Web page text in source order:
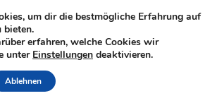
um dir die bestmögliche Erfahrung auf
bieten.
erfahren, welche Cookies wir
unter Einstellungen deaktivieren.
Ablehnen